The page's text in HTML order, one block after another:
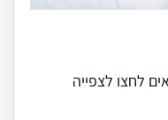
לחצו לצפייה